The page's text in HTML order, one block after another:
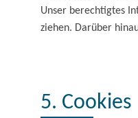
Unser berechtigtes
ziehen. Darüber
5. Cookies